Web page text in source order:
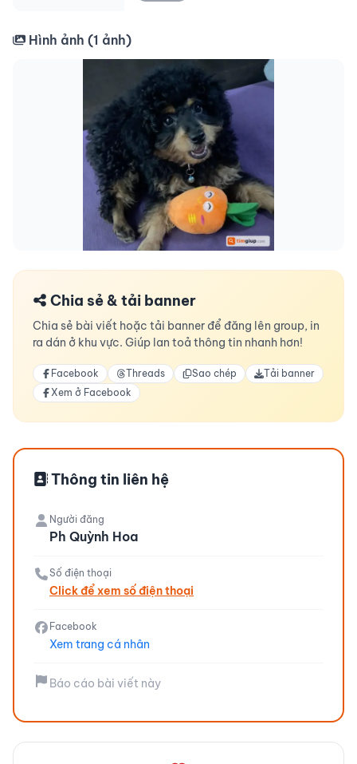
Hình ảnh (1 ảnh)
Chia sẻ & tải banner
Chia sẻ bài viết hoặc tải banner để đăng lên group, in
ra dán ở khu vực. Giúp lan toả thông tin nhanh hơn!
Facebook Threads Sao chép
Tải banner
Xem ở Facebook
Thông tin liên hệ
Người đăng
Ph Quỳnh Hoa
Số điện thoại
Click để xem số điện thoại
Facebook
Xem trang cá nhân
Báo cáo bài viết này